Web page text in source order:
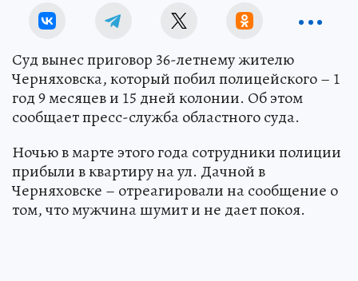
Суд вынес приговор 36-летнему жителю
Черняховска, который побил полицейского – 1
год 9 месяцев и 15 дней колонии. Об этом
сообщает пресс-служба областного суда.
Ночью в марте этого года сотрудники полиции
прибыли в квартиру на ул. Дачной в
Черняховске – отреагировали на сообщение о
том, что мужчина шумит и не дает покоя.